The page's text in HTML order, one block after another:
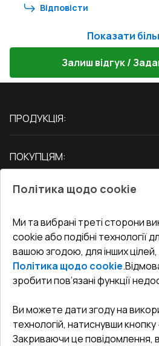
Відповісти
Показати
Залиш відгук /
ПРОДУКЦІЯ:
Двері
ПОКУПЦЯМ:
Блог
Адреса гіпермаркета
Як правильно заміряти вікна
СЕРВІС ТА ОБЛУГОВУВАННЯ:
Доставка і Оплата
Гарантія та Сервіс
Повернення товару
Договір публічної оферти
КОНТАКТИ
Офіс:Україна, м. Вінниця,
undefined(undefined)
Політика щодо cookie
Ми та вибрані треті сторони
cookie або подібні технології
вашою згодою, для інших
Політика щодо cookie.
зробити пов’язані функції
Ви можете дати згоду на
технологій, натиснувши
Закриваючи це повідомлення,